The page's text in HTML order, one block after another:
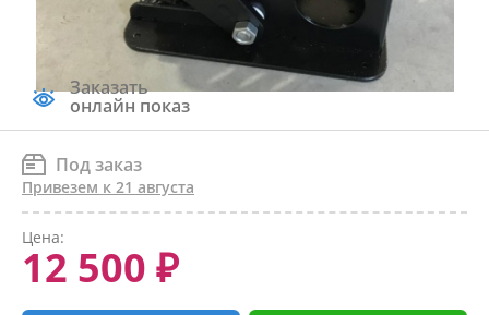
Заказать
онлайн показ
Под заказ
Привезем к 21 августа
Цена:
12 500 ₽